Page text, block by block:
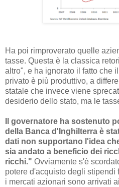
Ha poi rimproverato quelle
tasse. Questa è la classica
altro", e ha ignorato il fatto che
privato è più produttivo, a
statale che invece viene
desiderio dello stato, ma le
Il governatore ha sostenuto
della Banca d'Inghilterra è
dati non supportano l'idea
sia andato a beneficio dei
ricchi." Ovviamente s'è
potere d'acquisto degli
i mercati azionari sono arrivati